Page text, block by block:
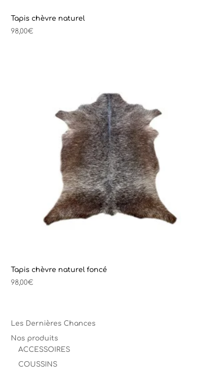
Tapis chèvre naturel
98,00€
Tapis chèvre naturel foncé
98,00€
Les Dernières Chances
Nos produits
ACCESSOIRES
COUSSINS